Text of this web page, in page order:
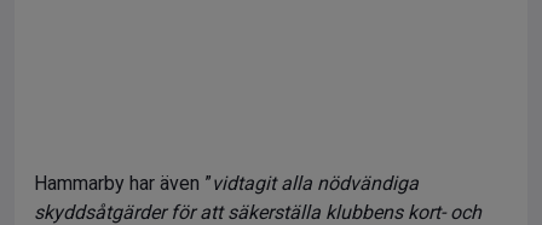
Hammarby har även ”vidtagit alla nödvändiga
skyddsåtgärder för att säkerställa klubbens kort- och